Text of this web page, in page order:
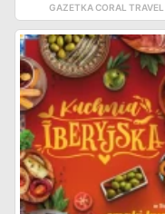
GAZETKA CORAL TRAVEL